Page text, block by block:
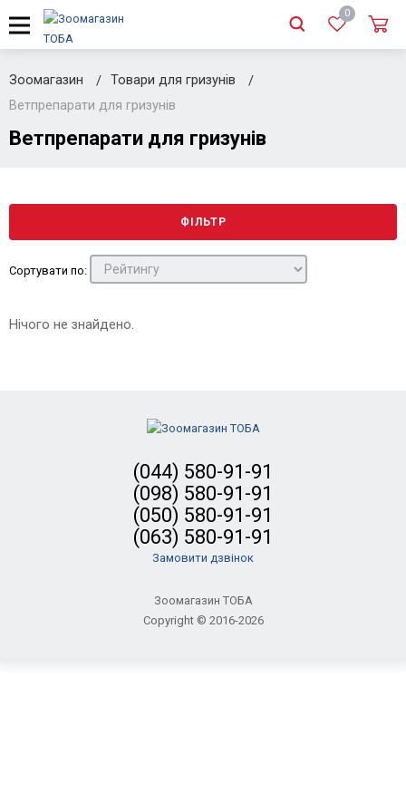
0
Зоомагазин
Товари для гризунів
Ветпрепарати для гризунів
Ветпрепарати для гризунів
ФІЛЬТР
Сортувати по:
Нічого не знайдено.
(044) 580-91-91
(098) 580-91-91
(050) 580-91-91
(063) 580-91-91
Замовити дзвінок
Зоомагазин ТОБА
Copyright © 2016-2026